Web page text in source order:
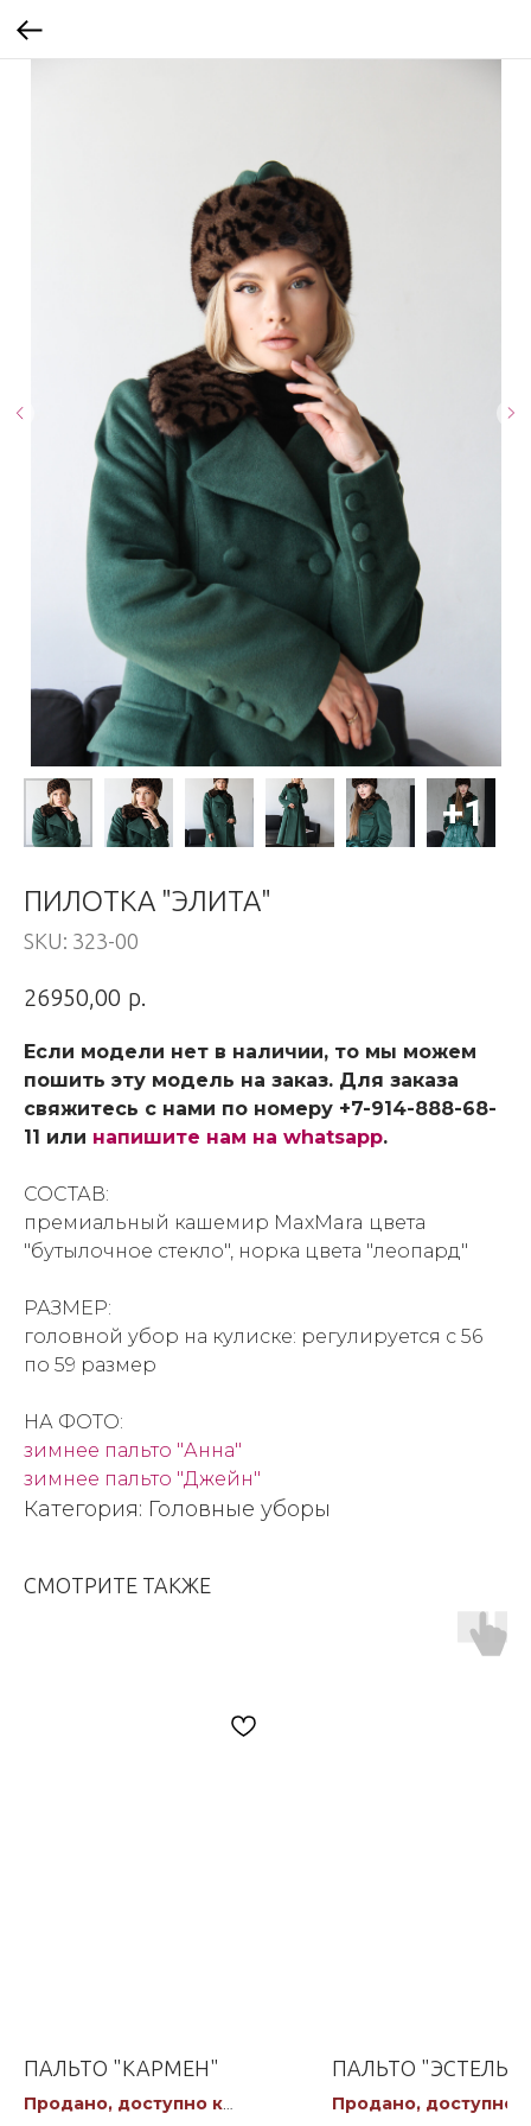
ПИЛОТКА "ЭЛИТА"
SKU: 323-00
26950,00 р.
Если модели нет в наличии, то мы можем
пошить эту модель на заказ. Для заказа
свяжитесь с нами по номеру +7-914-888-68-
11 или напишите нам на whatsapp.
СОСТАВ:
премиальный кашемир MaxMara цвета
"бутылочное стекло", норка цвета "леопард"
РАЗМЕР:
головной убор на кулиске: регулируется с 56
по 59 размер
НА ФОТО:
зимнее пальто "Анна"
зимнее пальто "Джейн"
Категория: Головные уборы
СМОТРИТЕ ТАКЖЕ
ПАЛЬТО "КАРМЕН"
Продано, доступно к
ПАЛЬТО "ЭСТЕЛЬ"
Продано, доступно к